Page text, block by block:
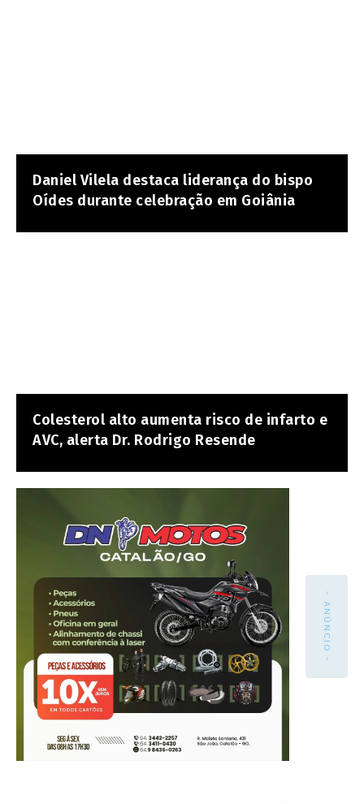
Daniel Vilela destaca liderança do bispo
Oídes durante celebração em Goiânia
Colesterol alto aumenta risco de infarto e
AVC, alerta Dr. Rodrigo Resende
- ANÚNCIO -